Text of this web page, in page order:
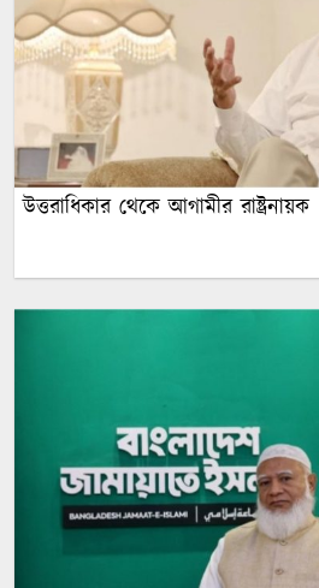
উত্তরাধিকার থেকে আগামীর রাষ্ট্রনায়ক